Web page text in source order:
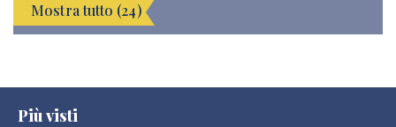
Mostra tutto (24)
Più visti